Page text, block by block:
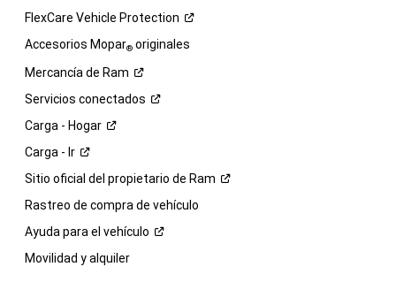
FlexCare Vehicle Protection
Accesorios Mopar®originales
Mercancía de Ram
Servicios conectados
Carga - Hogar
Carga - Ir
Sitio oficial del propietario de Ram
Rastreo de compra de vehículo
Ayuda para el vehículo
Movilidad y alquiler